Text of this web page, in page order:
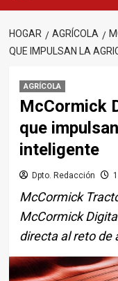
HOGAR AGRÍCOLA
QUE IMPULSAN LA
AGRÍCOLA
McCormick
que
inteligente
Dpto. Redacción
McCormick
McCormick
directa al reto de